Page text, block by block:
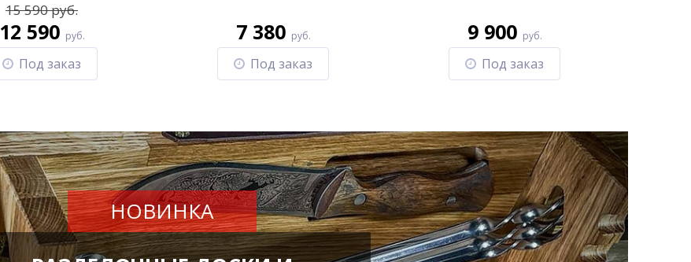
15 590 руб.
12 590 руб.
Под заказ
7 380 руб.
Под заказ
9 900 руб.
Под заказ
НОВИНКА